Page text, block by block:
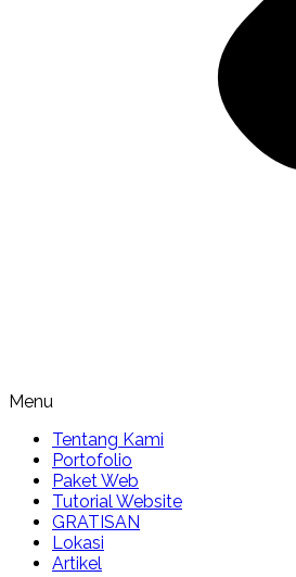
Menu
Tentang Kami
Portofolio
Paket Web
Tutorial Website
GRATISAN
Lokasi
Artikel